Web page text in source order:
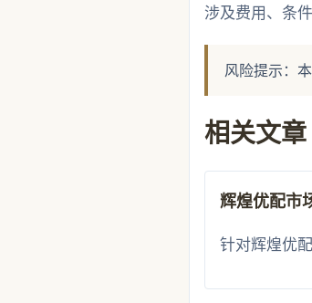
涉及费用、条
风险提示：
相关文章
辉煌优配市
针对辉煌优